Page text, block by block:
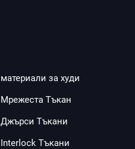
материали за худи
Мрежеста Тъкан
Джърси Тъкани
Interlock Тъкани